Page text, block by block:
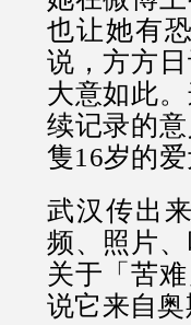
也让她有
说，方方
大意如此
续记录的
隻16岁的
武汉传出
频、照片
关于「苦
说它来自奥